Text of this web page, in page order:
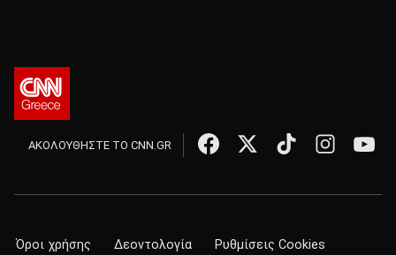
ΑΚΟΛΟΥΘΗΣΤΕ ΤΟ CNN.GR
Όροι χρήσης Δεοντολογία Ρυθμίσεις Cookies